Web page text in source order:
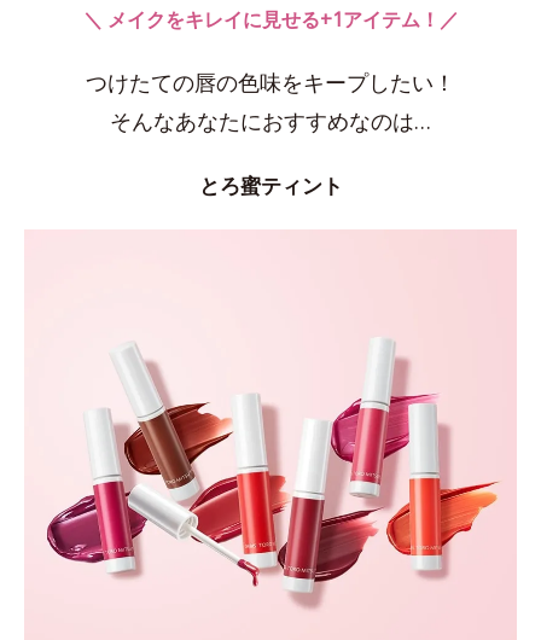
＼ メイクをキレイに見せる+1アイテム！／
つけたての唇の色味をキープしたい！
そんなあなたにおすすめなのは…
とろ蜜ティント